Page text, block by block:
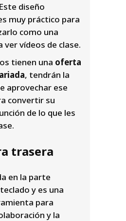
diseño
muy práctico para
como una
vídeos de clase.
tienen una oferta
, tendrán la
aprovechar ese
convertir su
de lo que les
trasera
en la parte
y es una
para
y la